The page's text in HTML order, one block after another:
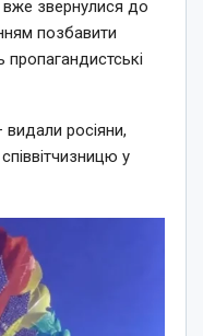
вже звернулися до
позбавити
видали росіяни,
у